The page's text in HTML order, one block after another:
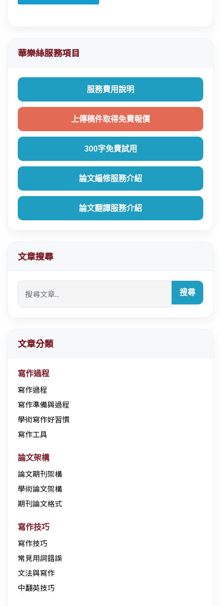
華樂絲服務項目
服務費用說明
上傳稿件取得免費報價
300字免費試用
論文編修服務介紹
論文翻譯服務介紹
文章搜尋
搜尋
文章分類
寫作過程
寫作過程
寫作準備與過程
學術寫作好習慣
寫作工具
論文架構
論文期刊架構
學術論文架構
期刊論文格式
寫作技巧
寫作技巧
常見用詞錯誤
文法與寫作
中翻英技巧